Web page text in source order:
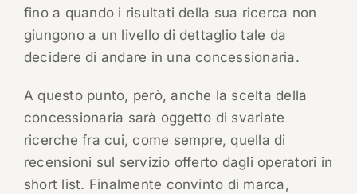
fino a quando i risultati della sua ricerca non
giungono a un livello di dettaglio tale da
decidere di andare in una concessionaria.
A questo punto, però, anche la scelta della
concessionaria sarà oggetto di svariate
ricerche fra cui, come sempre, quella di
recensioni sul servizio offerto dagli operatori in
short list. Finalmente convinto di marca,